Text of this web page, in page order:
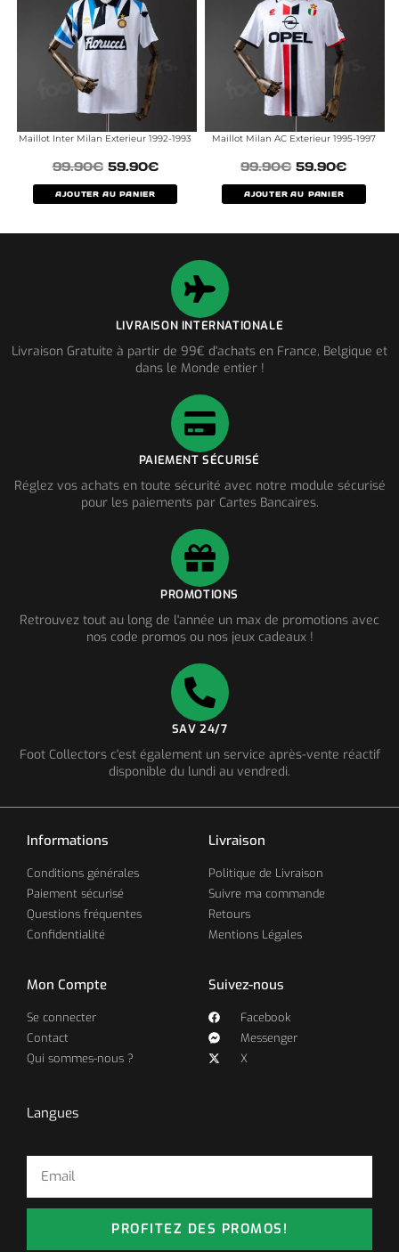
Maillot Inter Milan Exterieur 1992-1993
99.90€ 59.90€
AJOUTER AU PANIER
Maillot Milan AC Exterieur 1995-1997
99.90€ 59.90€
AJOUTER AU PANIER
LIVRAISON INTERNATIONALE
Livraison Gratuite à partir de 99€ d'achats en France, Belgique et
dans le Monde entier !
PAIEMENT SÉCURISÉ
Réglez vos achats en toute sécurité avec notre module sécurisé
pour les paiements par Cartes Bancaires.
PROMOTIONS
Retrouvez tout au long de l'année un max de promotions avec
nos code promos ou nos jeux cadeaux !
SAV 24/7
Foot Collectors c'est également un service après-vente réactif
disponible du lundi au vendredi.
Informations
Conditions générales
Paiement sécurisé
Questions fréquentes
Confidentialité
Livraison
Politique de Livraison
Suivre ma commande
Retours
Mentions Légales
Mon Compte
Se connecter
Contact
Qui sommes-nous ?
Suivez-nous
Facebook
Messenger
X
Langues
PROFITEZ DES PROMOS!